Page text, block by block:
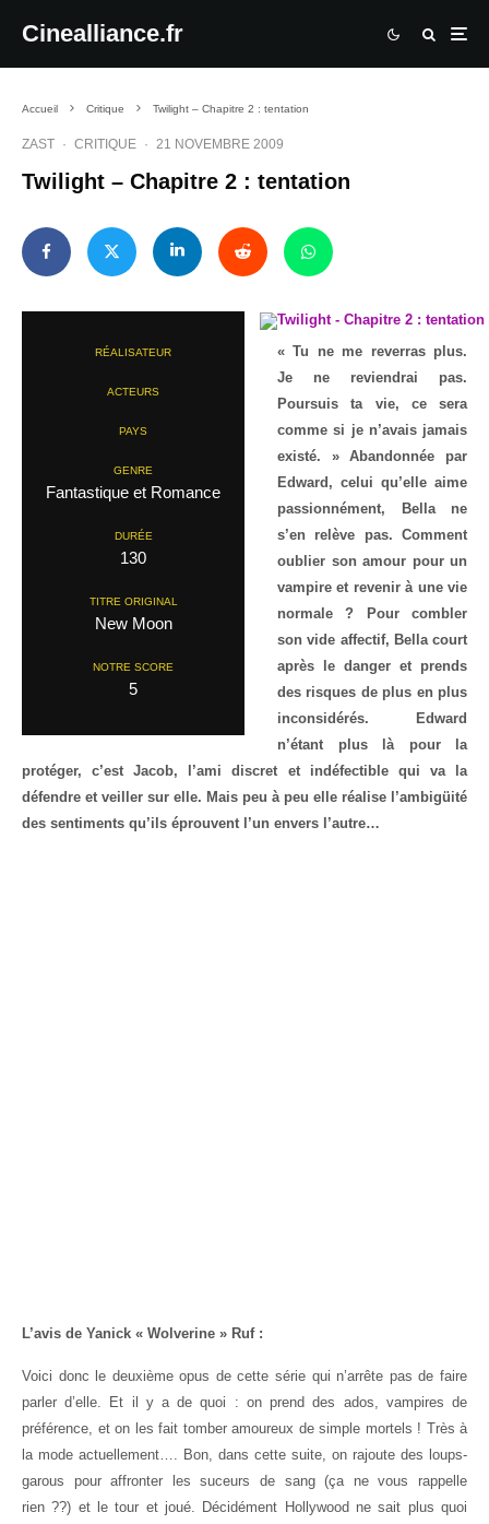
Cinealliance.fr
Accueil Critique Twilight – Chapitre 2 : tentation
ZAST · CRITIQUE · 21 NOVEMBRE 2009
Twilight – Chapitre 2 : tentation
RÉALISATEUR
ACTEURS
PAYS
GENRE
Fantastique et Romance
DURÉE
130
TITRE ORIGINAL
New Moon
NOTRE SCORE
5
« Tu ne me reverras plus.
Je ne reviendrai pas.
Poursuis ta vie, ce sera
comme si je n’avais jamais
existé. » Abandonnée par
Edward, celui qu’elle aime
passionnément, Bella ne
s’en relève pas. Comment
oublier son amour pour un
vampire et revenir à une vie
normale ? Pour combler
son vide affectif, Bella court
après le danger et prends
des risques de plus en plus
inconsidérés. Edward
n’étant plus là pour la
protéger, c’est Jacob, l’ami discret et indéfectible qui va la
défendre et veiller sur elle. Mais peu à peu elle réalise l’ambigüité
des sentiments qu’ils éprouvent l’un envers l’autre…
L’avis de Yanick « Wolverine » Ruf :
Voici donc le deuxième opus de cette série qui n’arrête pas de faire
parler d’elle. Et il y a de quoi : on prend des ados, vampires de
préférence, et on les fait tomber amoureux de simple mortels ! Très à
la mode actuellement…. Bon, dans cette suite, on rajoute des loups-
garous pour affronter les suceurs de sang (ça ne vous rappelle
rien ??) et le tour et joué. Décidément Hollywood ne sait plus quoi